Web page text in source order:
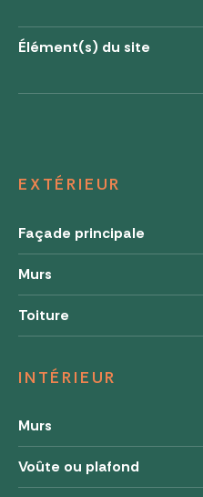
Élément(s) du site
EXTÉRIEUR
Façade principale
Murs
Toiture
INTÉRIEUR
Murs
Voûte ou plafond